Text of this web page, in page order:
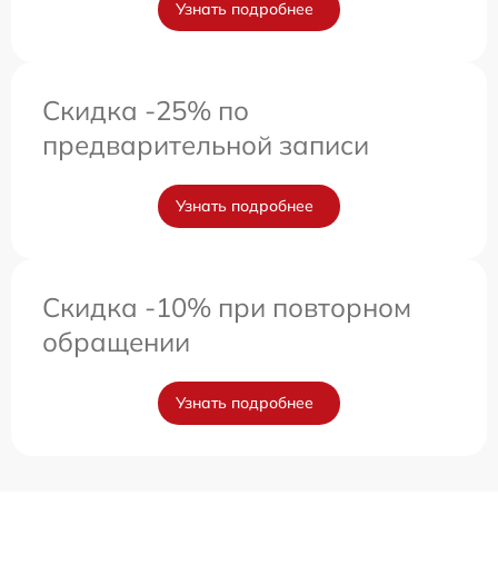
Узнать подробнее
Скидка -25% по
предварительной записи
Узнать подробнее
Скидка -10% при повторном
обращении
Узнать подробнее